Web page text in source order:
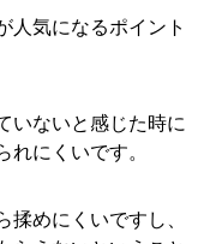
人気になるポイント
いないと感じた時に
にくいです。
めにくいですし、